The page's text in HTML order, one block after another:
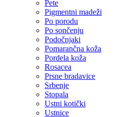
Pete
Pigmentni madeži
Po porodu
Po sončenju
Podočnjaki
Pomarančna koža
Pordela koža
Rosacea
Prsne bradavice
Srbenje
Stopala
Ustni kotički
Ustnice